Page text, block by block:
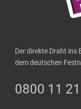
Der direkte Draht ins
dem deutschen
0800 11